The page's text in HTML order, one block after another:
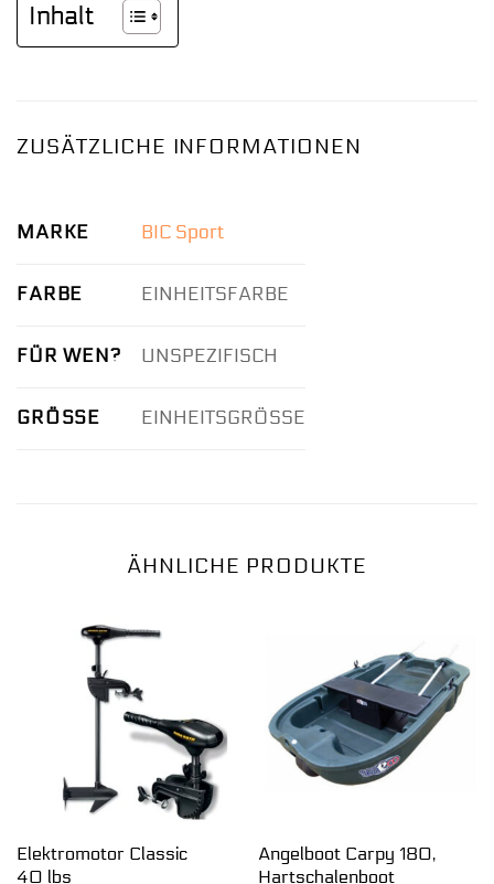
Inhalt
ZUSÄTZLICHE INFORMATIONEN
MARKE BIC Sport
FARBE EINHEITSFARBE
FÜR WEN? UNSPEZIFISCH
GRÖSSE EINHEITSGRÖSSE
ÄHNLICHE PRODUKTE
Elektromotor Classic
40 lbs
Angelboot Carpy 180,
Hartschalenboot